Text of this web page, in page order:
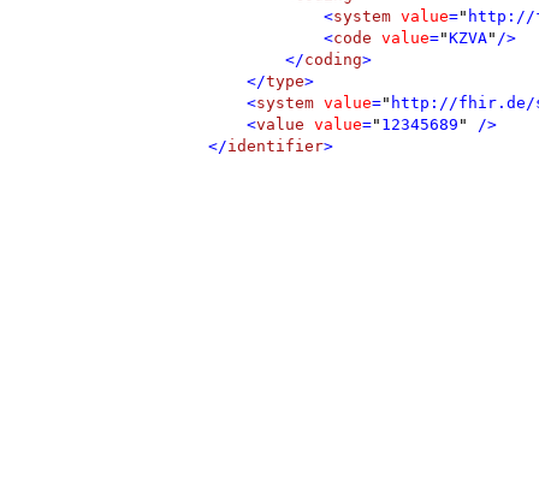
<system value=" http://
<code value="KZVA" />
</coding>
</type>
<system value=" http://fhir.de/
<value value=" 12345689 "
/>
</identifier>